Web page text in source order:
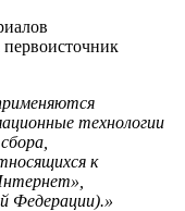
технологии
к
Федерации).»